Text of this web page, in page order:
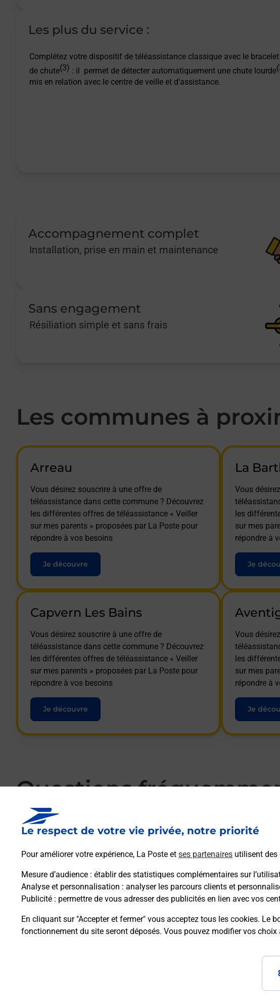
Le respect de votre vie privée, notre priorité
Pour améliorer votre expérience, La Poste et ses partenaires utilisent des
Mesure d’audience : établir des statistiques complémentaires sur
Analyse et personnalisation : analyser les parcours clients et
Publicité : permettre de vous adresser des publicités en lien avec vos
En cliquant sur "Accepter et fermer" vous acceptez tous les cookies. Le
fonctionnement du site seront déposés. Vous pouvez modifier vos
Les plus du service :
Complétez votre dispositif de téléassistance classique avec le
de chute(3) : il permet de détecter automatiquement une chute lourde
mis en relation avec le centre de veille et d’assistance.
Accompagnement complet
Installation, prise en main et maintenance
Sans engagement
Résiliation simple et sans frais
Les communes à
Arreau
Vous désirez souscrire à une offre de
téléassistance dans cette commune ? Découvrez
les différentes offres de téléassistance « Veiller
sur mes parents » proposées par La Poste pour
répondre à vos besoins
Je découvre
La
Vous
les
sur mes
répondre à
Je
Capvern Les Bains
Vous désirez souscrire à une offre de
téléassistance dans cette commune ? Découvrez
les différentes offres de téléassistance « Veiller
sur mes parents » proposées par La Poste pour
répondre à vos besoins
Je découvre
Vous
les
sur mes
répondre à
Je
Questions
La téléassistance classique avec médaillon d’alarme
Comment fonctionne la téléassistance classique ?
Comment est installée la téléassistance classique ?